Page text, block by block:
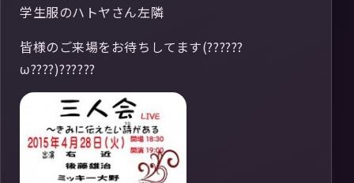
学生服のハトヤさん左隣
皆様のご来場をお待ちしてます(??????
ω????)??????